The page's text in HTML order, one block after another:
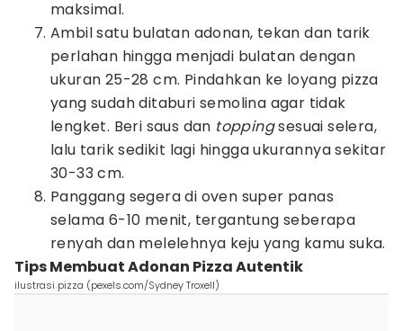
maksimal.
Ambil satu bulatan adonan, tekan dan tarik
perlahan hingga menjadi bulatan dengan
ukuran 25-28 cm. Pindahkan ke loyang pizza
yang sudah ditaburi semolina agar tidak
lengket. Beri saus dan toppingsesuai selera,
lalu tarik sedikit lagi hingga ukurannya sekitar
30-33 cm.
Panggang segera di oven super panas
selama 6-10 menit, tergantung seberapa
renyah dan melelehnya keju yang kamu suka.
Tips Membuat Adonan Pizza Autentik
ilustrasi pizza (pexels.com/Sydney Troxell)